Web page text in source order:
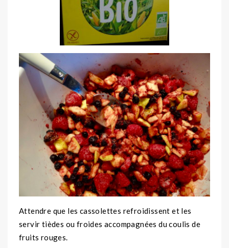
Attendre que les cassolettes refroidissent et les
servir tièdes ou froides accompagnées du coulis de
fruits rouges.